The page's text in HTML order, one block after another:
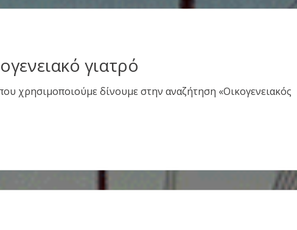
γιατρό
χρησιμοποιούμε δίνουμε στην αναζήτηση «Οικογενειακός